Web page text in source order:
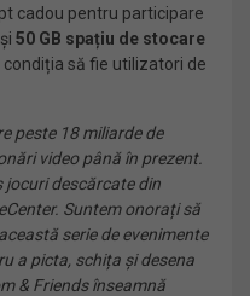
cadou pentru participare
50 GB spațiu de stocare
să fie utilizatori de
peste 18 miliarde de
video până în prezent.
jocuri descărcate din
Suntem onorați să
serie de evenimente
a picta, schița și desena
& Friends înseamnă